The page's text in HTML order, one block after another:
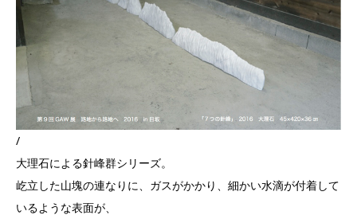
/
大理石による針峰群シリーズ。
屹立した山塊の連なりに、ガスがかかり、細かい水滴が付着して
いるような表面が、